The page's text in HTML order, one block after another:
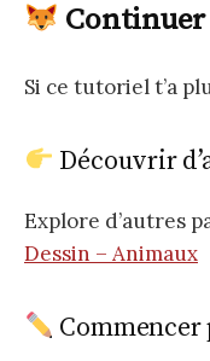
Continuer
Si ce tutoriel t’a
Découvrir
Explore d’autres
Dessin – Animaux
Commencer